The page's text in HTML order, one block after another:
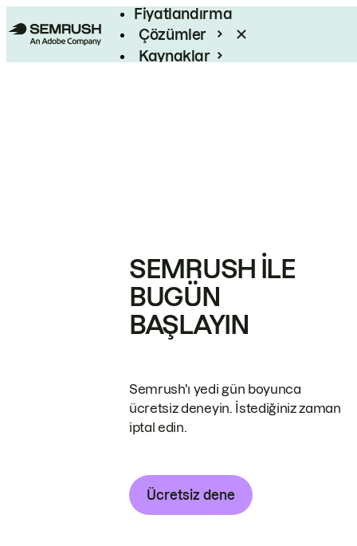
Fiyatlandırma
Çözümler
Kaynaklar
SEMRUSH ILE
BUGÜN
BAŞLAYIN
Semrush'ı yedi gün boyunca
ücretsiz deneyin. İstediğiniz zaman
iptal edin.
Ücretsiz dene